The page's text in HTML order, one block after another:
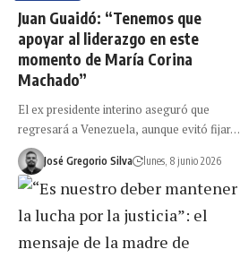
Juan Guaidó: “Tenemos que
apoyar al liderazgo en este
momento de María Corina
Machado”
El ex presidente interino aseguró que
regresará a Venezuela, aunque evitó fijar…
José Gregorio Silva lunes, 8 junio 2026